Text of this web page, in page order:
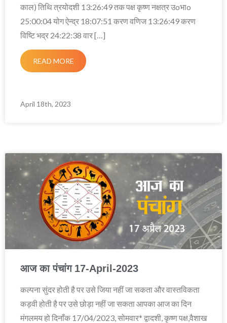
काल) तिथि त्रयोदशी 13:26:49 तक पक्ष कृष्ण नक्षत्र उoभाo
25:00:04 योग ऐन्द्र 18:07:51 करण वणिज 13:26:49 करण
विष्टि भद्र 24:22:38 वार […]
READ MORE
April 18th, 2023
आज का पंचांग 17-April-2023
कल्पना सुंदर होती है पर उसे जिया नहीं जा सकता और वास्तविकता
कड़वी होती है पर उसे छोड़ा नहीं जा सकता आपका आज का दिन
मंगलमय हो दिनाँक 17/04/2023, सोमवार* द्वादशी, कृष्ण पक्ष,वैशाख